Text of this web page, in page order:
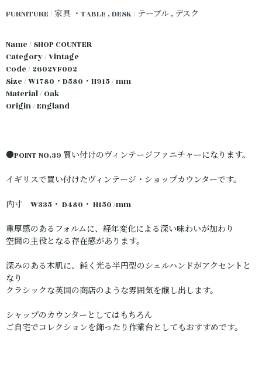
FURNITURE / 家具 ・TABLE , DESK / テーブル , デスク
Name / SHOP COUNTER
Category / Vintage
Code / 2602VF002
Size / W1780・D580・H915 / mm
Material / Oak
Origin / England
●POINT NO.39 買い付けのヴィンテージファニチャーになります。
イギリスで買い付けたヴィンテージ・ショップカウンターです。
内寸 W335・ D480・ H150 /mm
重厚感のあるフォルムに、経年変化による深い味わいが加わり
空間の主役となる存在感があります。
深みのある木肌に、鈍く光る半円型のシェルハンドがアクセントと
なり
クラシックな英国の商店のような雰囲気を醸し出します。
シャップのカウンターとしてはもちろん
ご自宅でコレクションを飾ったり作業台としてもおすすめです。